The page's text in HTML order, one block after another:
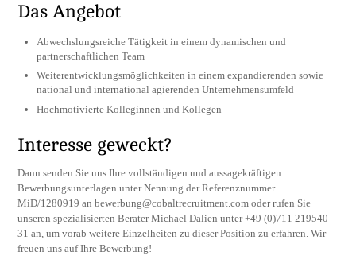
Das Angebot
Abwechslungsreiche Tätigkeit in einem dynamischen und
partnerschaftlichen Team
Weiterentwicklungsmöglichkeiten in einem expandierenden sowie
national und international agierenden Unternehmensumfeld
Hochmotivierte Kolleginnen und Kollegen
Interesse geweckt?
Dann senden Sie uns Ihre vollständigen und aussagekräftigen
Bewerbungsunterlagen unter Nennung der Referenznummer
MiD/1280919 anbewerbung@cobaltrecruitment.com oder rufen Sie
unseren spezialisierten Berater Michael Dalien unter +49 (0)711 219540
31 an, um vorab weitere Einzelheiten zu dieser Position zu erfahren. Wir
freuen uns auf Ihre Bewerbung!